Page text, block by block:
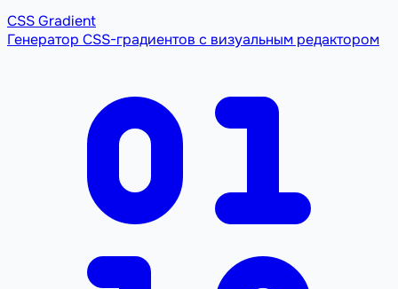
CSS Gradient
Генератор CSS-градиентов с визуальным редактором